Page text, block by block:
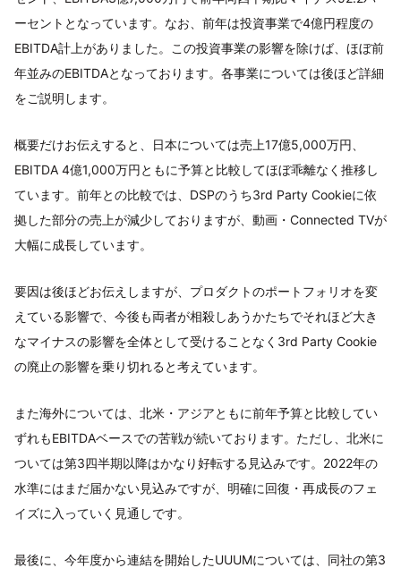
ーセントとなっています。なお、前年は投資事業で4億円程度の
EBITDA計上がありました。この投資事業の影響を除けば、ほぼ前
年並みのEBITDAとなっております。各事業については後ほど詳細
をご説明します。
概要だけお伝えすると、日本については売上17億5,000万円、
EBITDA 4億1,000万円ともに予算と比較してほぼ乖離なく推移し
ています。前年との比較では、DSPのうち3rd Party Cookieに依
拠した部分の売上が減少しておりますが、動画・Connected TVが
大幅に成長しています。
要因は後ほどお伝えしますが、プロダクトのポートフォリオを変
えている影響で、今後も両者が相殺しあうかたちでそれほど大き
なマイナスの影響を全体として受けることなく3rd Party Cookie
の廃止の影響を乗り切れると考えています。
また海外については、北米・アジアともに前年予算と比較してい
ずれもEBITDAベースでの苦戦が続いております。ただし、北米に
ついては第3四半期以降はかなり好転する見込みです。2022年の
水準にはまだ届かない見込みですが、明確に回復・再成長のフェ
イズに入っていく見通しです。
最後に、今年度から連結を開始したUUUMについては、同社の第3